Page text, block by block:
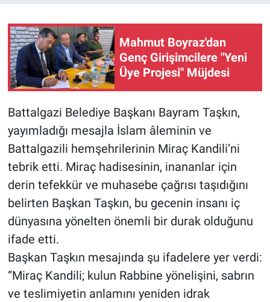
Mahmut Boyraz'dan
Genç Girişimcilere "Yeni
Üye Projesi" Müjdesi
Battalgazi Belediye Başkanı Bayram Taşkın,
yayımladığı mesajla İslam âleminin ve
Battalgazili hemşehrilerinin Miraç Kandili’ni
tebrik etti. Miraç hadisesinin, inananlar için
derin tefekkür ve muhasebe çağrısı taşıdığını
belirten Başkan Taşkın, bu gecenin insanı iç
dünyasına yönelten önemli bir durak olduğunu
ifade etti.
Başkan Taşkın mesajında şu ifadelere yer verdi:
“Miraç Kandili; kulun Rabbine yönelişini, sabrın
ve teslimiyetin anlamını yeniden idrak